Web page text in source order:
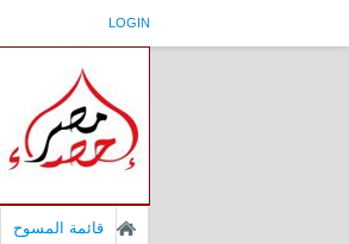
LOGIN
قائمة المسوح